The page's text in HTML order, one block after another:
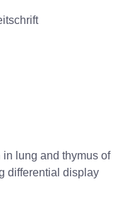
lung and thymus of
differential display